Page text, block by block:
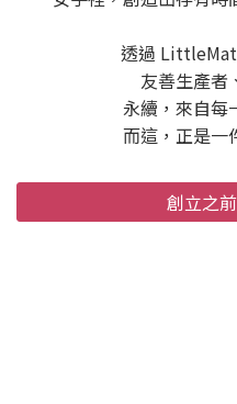
透過
友善生產者
永續，來自每
而這，正是一
創立之